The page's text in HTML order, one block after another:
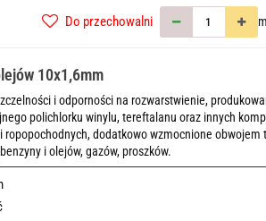
Do przechowalni
10x1,6mm
i odporności na rozwarstwienie,
polichlorku winylu, tereftalanu oraz innych
ropopochodnych, dodatkowo wzmocnione obwojem
i olejów, gazów, proszków.